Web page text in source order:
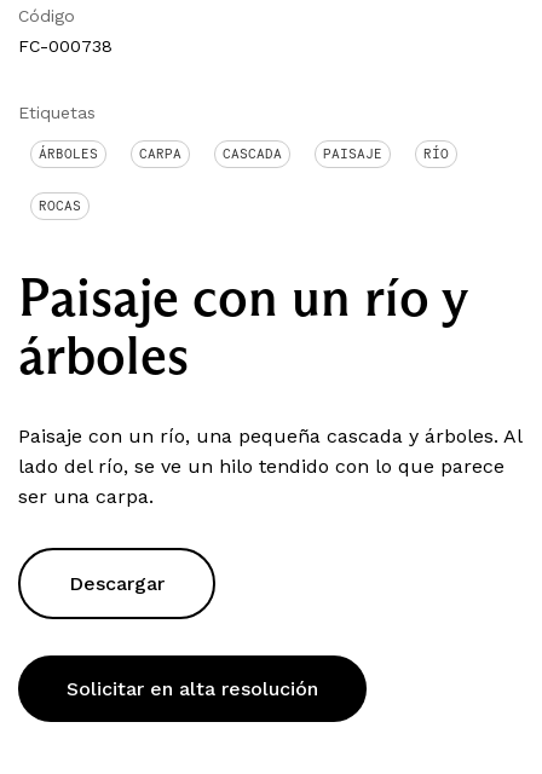
Código
FC-000738
Etiquetas
ÁRBOLES CARPA CASCADA PAISAJE RÍO
ROCAS
Paisaje con un río y
árboles
Paisaje con un río, una pequeña cascada y árboles. Al
lado del río, se ve un hilo tendido con lo que parece
ser una carpa.
Descargar
Solicitar en alta resolución